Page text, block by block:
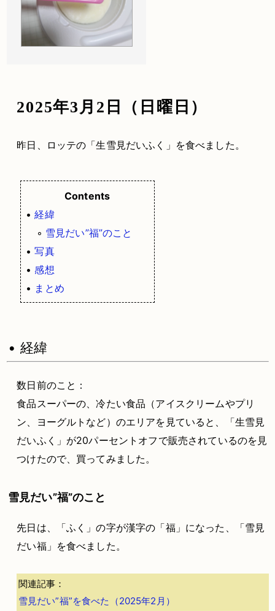
2025年3月2日（日曜日）
昨日、ロッテの「生雪見だいふく」を食べました。
Contents
•経緯
◦ 雪見だい”福”のこと
•写真
•感想
• まとめ
• 経緯
数日前のこと：
食品スーパーの、冷たい食品（アイスクリームやプリ
ン、ヨーグルトなど）のエリアを見ていると、「生雪見
だいふく」が20パーセントオフで販売されているのを見
つけたので、買ってみました。
雪見だい”福”のこと
先日は、「ふく」の字が漢字の「福」になった、「雪見
だい福」を食べました。
関連記事：
雪見だい”福”を食べた（2025年2月）